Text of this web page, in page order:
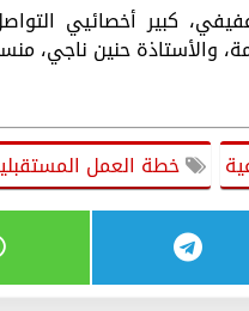
كبير أخصائيي
والأستاذة حنين ناجي،
خطة العمل